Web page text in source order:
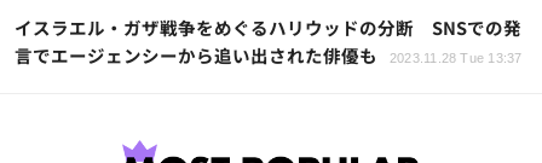
イスラエル・ガザ戦争をめぐるハリウッドの分断 SNSでの発
言でエージェンシーから追い出された俳優も
2023.11.28 Tue 13:37